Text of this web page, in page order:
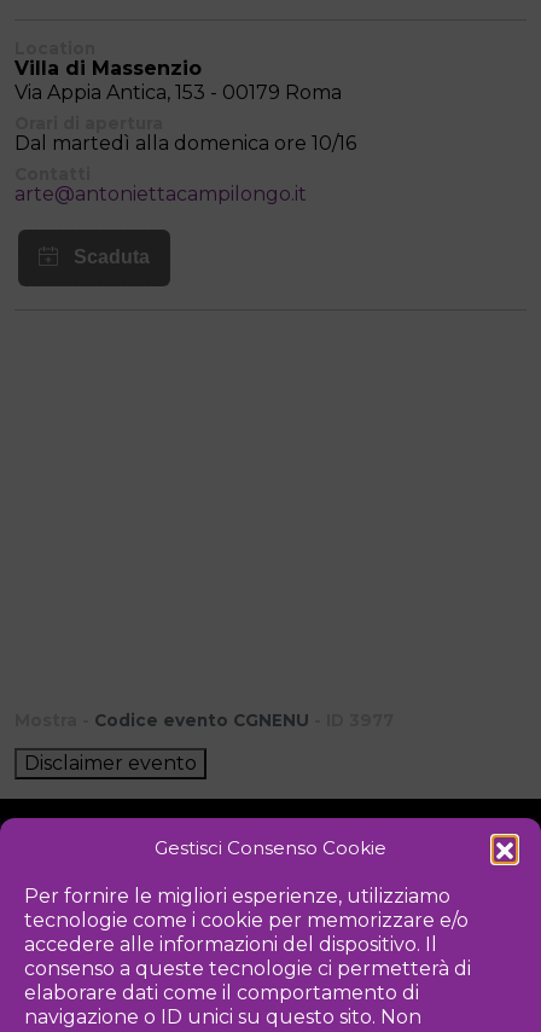
Gestisci Consenso Cookie
Per fornire le migliori esperienze, utilizziamo
tecnologie come i cookie per memorizzare e/o
accedere alle informazioni del dispositivo. Il
consenso a queste tecnologie ci permetterà di
elaborare dati come il comportamento di
navigazione o ID unici su questo sito. Non
Villa di Massenzio
Via Appia Antica, 153 - 00179 Roma
Dal martedì alla domenica ore 10/16
arte@antoniettacampilongo.it
Codice evento CGNENU
Disclaimer evento
PRIVACY POLICY
Iniziativa